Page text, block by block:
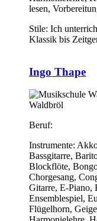
lesen,
Stile: Ich
Klassik bis
Ingo Thape
Waldbröl
Beruf:
Instrumente:
Bassgitarre,
Blockflöte,
Chorgesang,
Gitarre, E-Piano,
Ensemblespiel,
Flügelhorn,